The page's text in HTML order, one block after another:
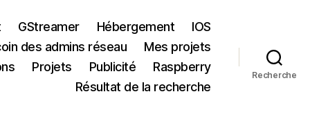
GStreamer Hébergement
IOS
des admins réseau
Mes projets
Projets Publicité
Raspberry
Résultat de la recherche
Recherche